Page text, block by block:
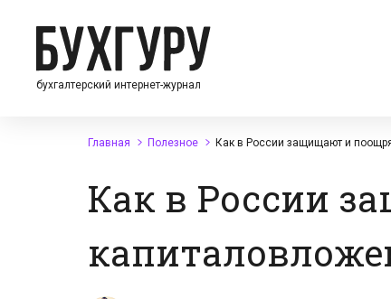
бухгалтерский интернет-журнал
Главная Полезное Как в России защищают и
Как в России